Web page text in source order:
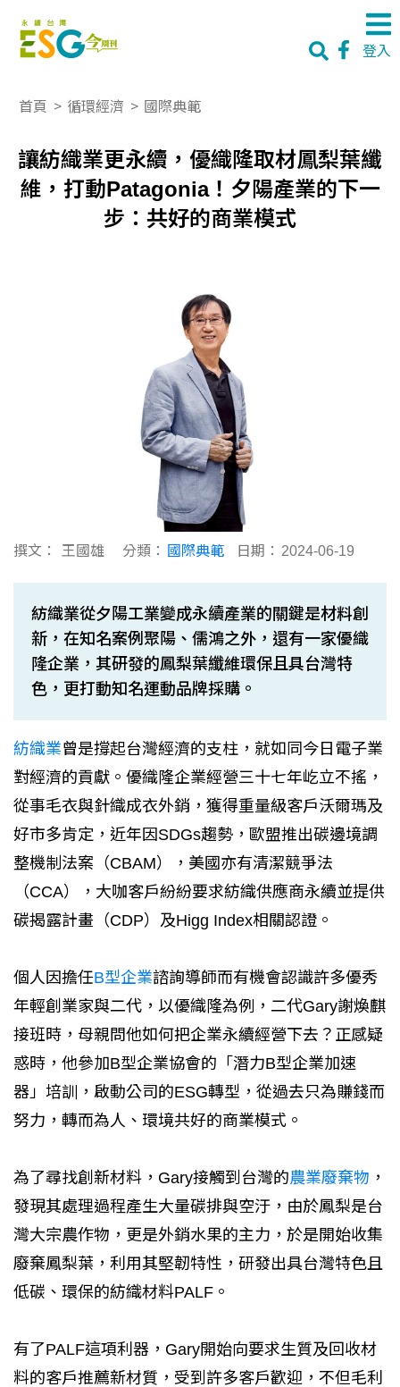
登入
首頁 > 循環經濟 > 國際典範
讓紡織業更永續，優織隆取材鳳梨葉纖
維，打動Patagonia！夕陽產業的下一
步：共好的商業模式
撰文： 王國雄 分類： 國際典範 日期： 2024-06-19
紡織業從夕陽工業變成永續產業的關鍵是材料創
新，在知名案例聚陽、儒鴻之外，還有一家優織
隆企業，其研發的鳳梨葉纖維環保且具台灣特
色，更打動知名運動品牌採購。
紡織業曾是撐起台灣經濟的支柱，就如同今日電子業
對經濟的貢獻。優織隆企業經營三十七年屹立不搖，
從事毛衣與針織成衣外銷，獲得重量級客戶沃爾瑪及
好市多肯定，近年因SDGs趨勢，歐盟推出碳邊境調
整機制法案（CBAM），美國亦有清潔競爭法
（CCA），大咖客戶紛紛要求紡織供應商永續並提供
碳揭露計畫（CDP）及Higg Index相關認證。
個人因擔任B型企業諮詢導師而有機會認識許多優秀
年輕創業家與二代，以優織隆為例，二代Gary謝煥麒
接班時，母親問他如何把企業永續經營下去？正感疑
惑時，他參加B型企業協會的「潛力B型企業加速
器」培訓，啟動公司的ESG轉型，從過去只為賺錢而
努力，轉而為人、環境共好的商業模式。
為了尋找創新材料，Gary接觸到台灣的農業廢棄物 ，
發現其處理過程產生大量碳排與空汙，由於鳳梨是台
灣大宗農作物，更是外銷水果的主力，於是開始收集
廢棄鳳梨葉，利用其堅韌特性，研發出具台灣特色且
低碳、環保的紡織材料PALF。
有了PALF這項利器，Gary開始向要求生質及回收材
料的客戶推薦新材質，受到許多客戶歡迎，不但毛利